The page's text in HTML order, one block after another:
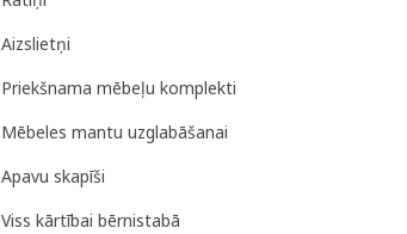
Aizslietņi
Priekšnama mēbeļu komplekti
Mēbeles mantu uzglabāšanai
Apavu skapīši
Viss kārtībai bērnistabā